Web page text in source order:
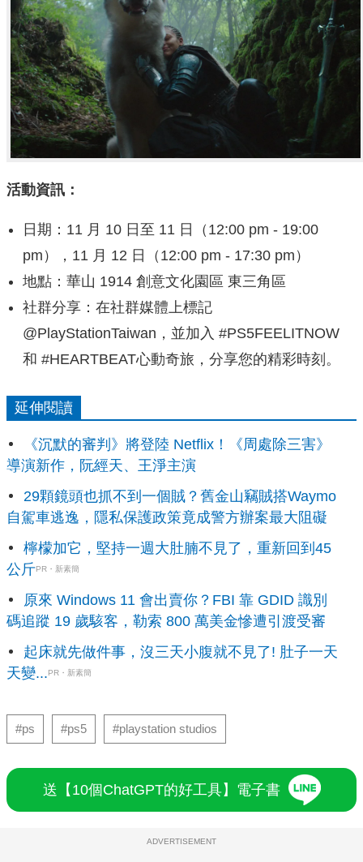
活動資訊：
日期：11 月 10 日至 11 日（12:00 pm - 19:00
pm），11 月 12 日（12:00 pm - 17:30 pm）
地點：華山 1914 創意文化園區 東三角區
社群分享：在社群媒體上標記
@PlayStationTaiwan，並加入 #PS5FEELITNOW
和 #HEARTBEAT心動奇旅，分享您的精彩時刻。
延伸閱讀
《沉默的審判》將登陸 Netflix！《周處除三害》
導演新作，阮經天、王淨主演
29顆鏡頭也抓不到一個賊？舊金山竊賊搭Waymo
自駕車逃逸，隱私保護政策竟成警方辦案最大阻礙
檸檬加它，堅持一週大肚腩不見了，重新回到45
公斤PR・新素簡
原來 Windows 11 會出賣你？FBI 靠 GDID 識別
碼追蹤 19 歲駭客，勒索 800 萬美金慘遭引渡受審
起床就先做件事，沒三天小腹就不見了! 肚子一天
天變...PR・新素簡
#ps #ps5 #playstation studios
送【10個ChatGPT的好工具】電子書
ADVERTISEMENT